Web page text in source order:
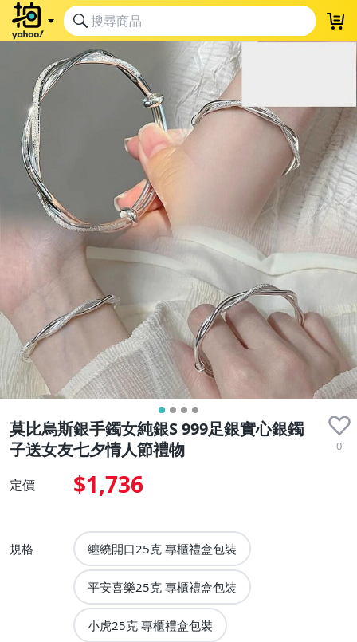
莫比烏斯銀手鐲女純銀S 999足銀實心銀鐲
子送女友七夕情人節禮物
0
定價 $1,736
規格 纏繞開口25克 專櫃禮盒包裝
平安喜樂25克 專櫃禮盒包裝
小虎25克 專櫃禮盒包裝